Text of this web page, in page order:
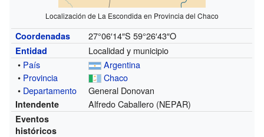
Localización de La Escondida en Provincia del Chaco
Coordenadas 27°06′14″S 59°26′43″O
Entidad
Localidad y municipio
• País
Argentina
• Provincia
Chaco
• Departamento General Donovan
Intendente Alfredo Caballero (NEPAR)
Eventos
históricos